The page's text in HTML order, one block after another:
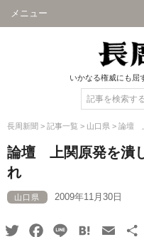
メニュー
いかなる権威にも屈
長周新聞 > 記事一覧 > 山口県 > 論壇
論壇 上関原発を潰
れ
山口県 2009年11月30日
TwitterFacebook
Line HatenaEmail